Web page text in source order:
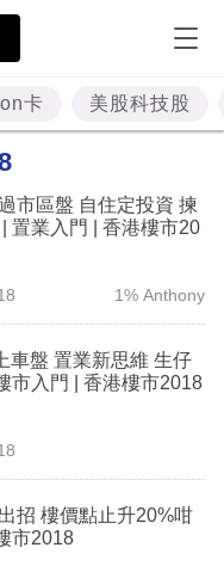
卡 美股科技股
市區盤 自住定投資 揀
置業入門 | 香港樓市20
1% Anthony
車盤 置業新思維 生仔
市入門 | 香港樓市2018
招 樓價點止升20%咁
市2018